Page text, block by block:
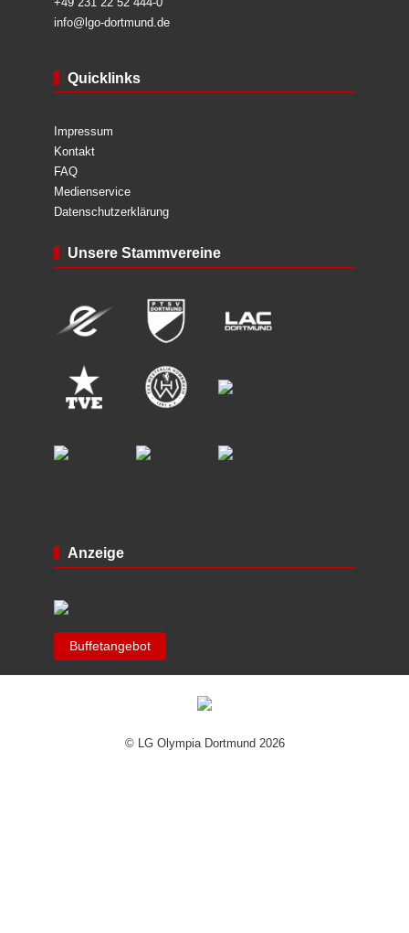
info@lgo-dortmund.de
Quicklinks
Impressum
Kontakt
FAQ
Medienservice
Datenschutzerklärung
Unsere Stammvereine
Anzeige
Buffetangebot
© LG Olympia Dortmund 2026